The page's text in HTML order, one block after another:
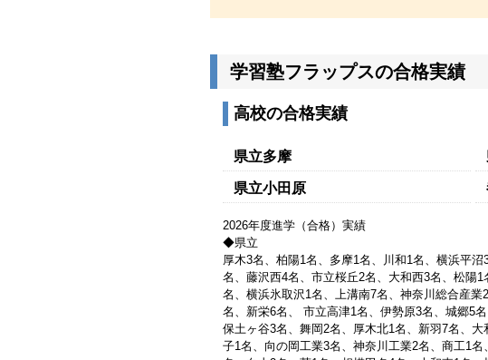
学習塾フラップスの合格実績
高校の合格実績
県立多摩
県立小田原
2026年度進学（合格）実績
◆県立
厚木3名、柏陽1名、多摩1名、川和1名、横浜平
名、藤沢西4名、市立桜丘2名、大和西3名、松陽
名、横浜氷取沢1名、上溝南7名、神奈川総合産
名、新栄6名、 市立高津1名、伊勢原3名、城郷5
保土ヶ谷3名、舞岡2名、厚木北1名、新羽7名、
子1名、向の岡工業3名、神奈川工業2名、商工1